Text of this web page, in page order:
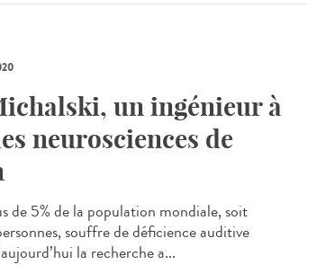
un ingénieur à
neurosciences de
de 5% de la population mondiale, soit
souffre de déficience auditive
la recherche a...